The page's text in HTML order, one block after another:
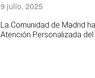
9 julio, 2025
La Comunidad de Madrid
Atención Personalizada del